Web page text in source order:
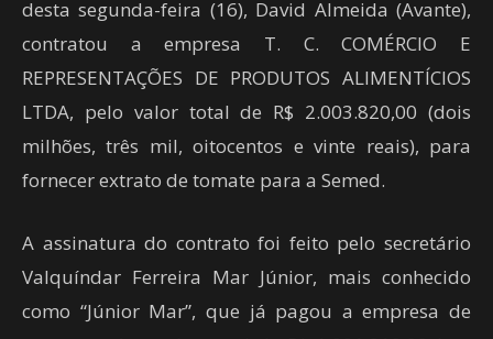
desta segunda-feira (16), David Almeida (Avante),
contratou a empresa T. C. COMÉRCIO E
REPRESENTAÇÕES DE PRODUTOS ALIMENTÍCIOS
LTDA, pelo valor total de R$ 2.003.820,00 (dois
milhões, três mil, oitocentos e vinte reais), para
fornecer extrato de tomate para a Semed.
A assinatura do contrato foi feito pelo secretário
Valquíndar Ferreira Mar Júnior, mais conhecido
como “Júnior Mar”, que já pagou a empresa de